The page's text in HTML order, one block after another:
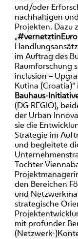
und/oder
nachhaltigen
Projekten. Dazu
„
im Auftrag des
Raumforschung
inclusion –
Kutina
Bauhaus-
(DG REGIO),
der Urban
sie die
Strategie im
und begleitete
Tochter
den Bereichen
und
strategische
mit profunder
(Netzwerk-